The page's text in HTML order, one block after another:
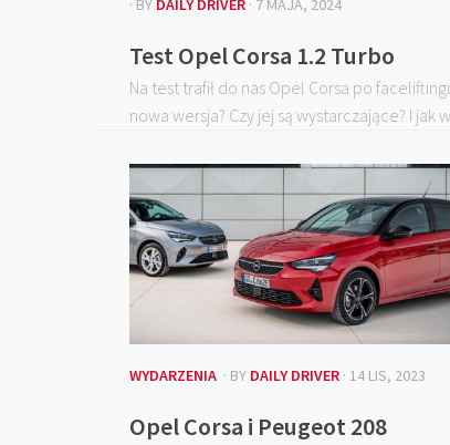
· BY DAILY DRIVER · 7 MAJA, 2024
Test Opel Corsa 1.2 Turbo
Na test trafił do nas Opel Corsa po
nowa wersja? Czy jej są wystarczające? I jak
WYDARZENIA · BY DAILY DRIVER · 14 LIS, 2023
Opel Corsa i Peugeot 208